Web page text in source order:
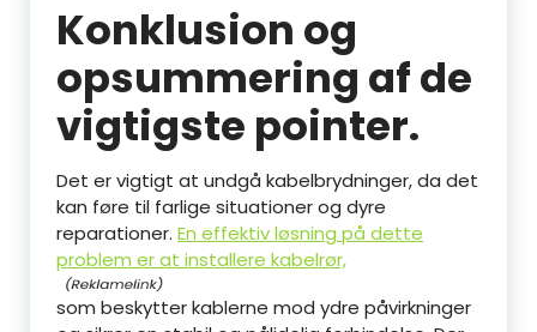
Konklusion og
opsummering af de
vigtigste pointer.
Det er vigtigt at undgå kabelbrydninger, da det
kan føre til farlige situationer og dyre
reparationer. En effektiv løsning på dette
problem er at installere kabelrør,
som beskytter kablerne mod ydre påvirkninger